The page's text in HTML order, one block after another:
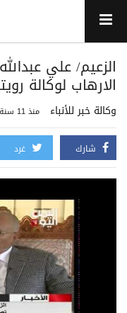
الزعيم/ علي
الارهاب لوكالة
وكالة خبر للأنباء منذ 11 سنة
شارك غرد